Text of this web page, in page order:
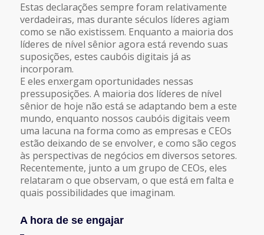
Estas declarações sempre foram relativamente
verdadeiras, mas durante séculos líderes agiam
como se não existissem. Enquanto a maioria dos
líderes de nível sênior agora está revendo suas
suposições, estes caubóis digitais já as
incorporam.
E eles enxergam oportunidades nessas
pressuposições. A maioria dos líderes de nível
sênior de hoje não está se adaptando bem a este
mundo, enquanto nossos caubóis digitais veem
uma lacuna na forma como as empresas e CEOs
estão deixando de se envolver, e como são cegos
às perspectivas de negócios em diversos setores.
Recentemente, junto a um grupo de CEOs, eles
relataram o que observam, o que está em falta e
quais possibilidades que imaginam.
A hora de se engajar